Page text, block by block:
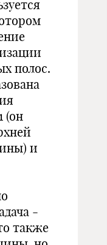
полос.
(он
и
-
также